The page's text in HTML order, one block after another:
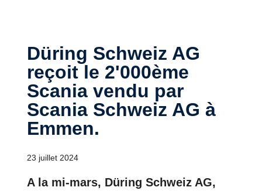
Düring Schweiz AG
reçoit le 2'000ème
Scania vendu par
Scania Schweiz AG à
Emmen.
23 juillet 2024
A la mi-mars, Düring Schweiz AG,